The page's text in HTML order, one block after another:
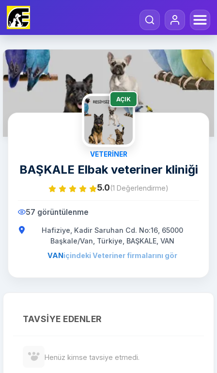
AÇIK
VETERINER
BAŞKALE Elbak veteriner kliniği
5.0(1 Değerlendirme)
57 görüntülenme
Hafiziye, Kadir Saruhan Cd. No:16, 65000
Başkale/Van, Türkiye, BAŞKALE, VAN
VANiçindeki Veteriner firmalarını gör
TAVSIYE EDENLER
Henüz kimse tavsiye etmedi.